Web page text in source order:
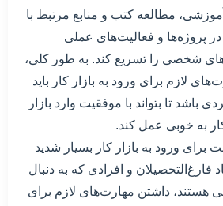
مطالعه کتب و منابع مرتبط با
پروژه‌ها و فعالیت‌های عملی
شخصی را تسریع کند. به طور کلی،
لازم برای ورود به بازار کار باید
باشد تا بتواند با موفقیت وارد بازار
به خوبی عمل کند.
برای ورود به بازار کار بسیار شدید
فارغ‌التحصیلان و افرادی که به دنبال
داشتن مهارت‌های لازم برای